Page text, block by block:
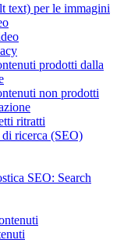
text) per le immagini
prodotti dalla
non prodotti
ritratti
ricerca (SEO)
SEO: Search